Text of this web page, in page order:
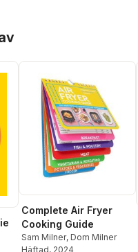
Complete Air Fryer
Cooking Guide
Sam Milner, Dom Milner
Häftad, 2024